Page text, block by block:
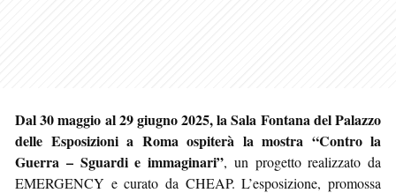
Dal 30 maggio al 29 giugno 2025, la Sala Fontana del Palazzo
delle Esposizioni a Roma ospiterà la mostra “Contro la
Guerra – Sguardi e immaginari”, un progetto realizzato da
EMERGENCY e curato da CHEAP. L’esposizione, promossa